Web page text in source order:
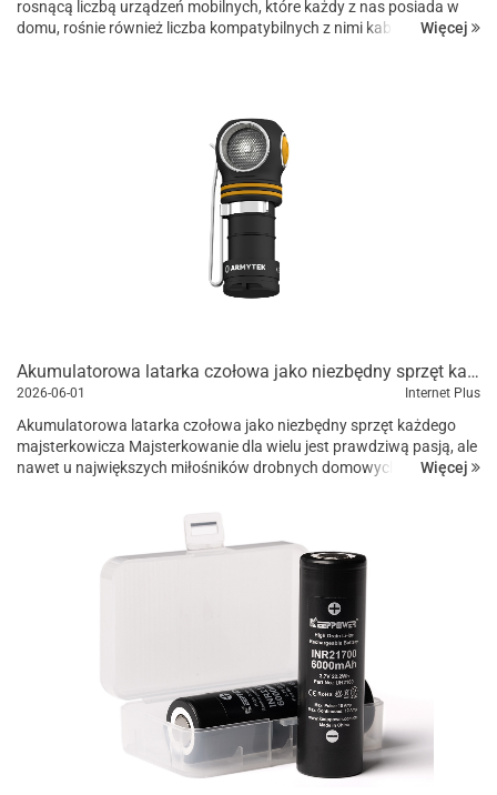
rosnącą liczbą urządzeń mobilnych, które każdy z nas posiada w
domu, rośnie również liczba kompatybilnych z nimi kabli do Więcej
Akumulatorowa latarka czołowa jako niezbędny sprzęt każdego majsterkowicza | AkuAkcesoria.pl
2026-06-01 Internet Plus
Akumulatorowa latarka czołowa jako niezbędny sprzęt każdego
majsterkowicza Majsterkowanie dla wielu jest prawdziwą pasją, ale
nawet u największych miłośników drobnych domowych prac,Więcej